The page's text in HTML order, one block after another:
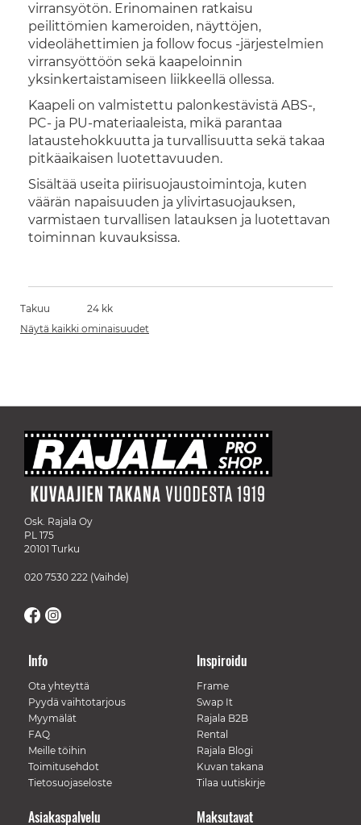
virransyötön. Erinomainen ratkaisu
peilittömien kameroiden, näyttöjen,
videolähettimien ja follow focus -järjestelmien
virransyöttöön sekä kaapeloinnin
yksinkertaistamiseen liikkeellä ollessa.
Kaapeli on valmistettu palonkestävistä ABS-,
PC- ja PU-materiaaleista, mikä parantaa
lataustehokkuutta ja turvallisuutta sekä takaa
pitkäaikaisen luotettavuuden.
Sisältää useita piirisuojaustoimintoja, kuten
väärän napaisuuden ja ylivirtasuojauksen,
varmistaen turvallisen latauksen ja luotettavan
toiminnan kuvauksissa.
Takuu
24 kk
Näytä kaikki ominaisuudet
Osk. Rajala Oy
PL 175
20101 Turku
020 7530 222 (Vaihde)
Info
Ota yhteyttä
Pyydä vaihtotarjous
Myymälät
FAQ
Meille töihin
Toimitusehdot
Tietosuojaseloste
Inspiroidu
Frame
Swap It
Rajala B2B
Rental
Rajala Blogi
Kuvan takana
Tilaa uutiskirje
Maksutavat
Asiakaspalvelu